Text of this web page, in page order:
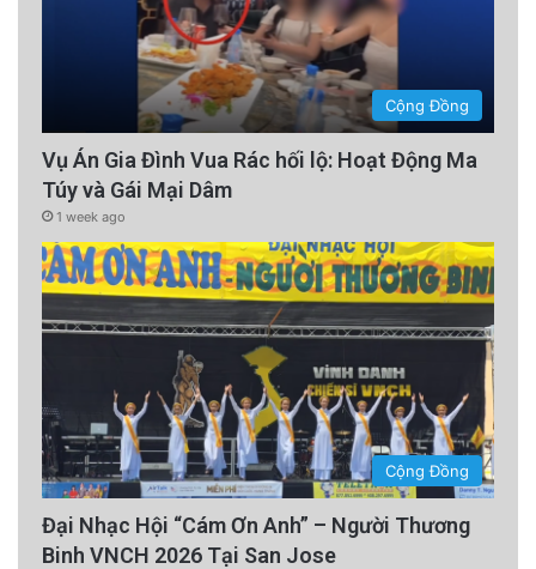
Cộng Đồng
Vụ Án Gia Đình Vua Rác hối lộ: Hoạt Động Ma
Túy và Gái Mại Dâm
1 week ago
Cộng Đồng
Đại Nhạc Hội “Cám Ơn Anh” – Người Thương
Binh VNCH 2026 Tại San Jose